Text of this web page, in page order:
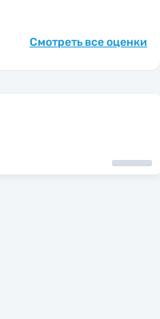
Смотреть все оценки